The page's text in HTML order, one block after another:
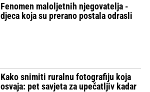
Fenomen maloljetnih njegovatelja -
djeca koja su prerano postala odrasli
Kako snimiti ruralnu fotografiju koja
osvaja: pet savjeta za upečatljiv kadar